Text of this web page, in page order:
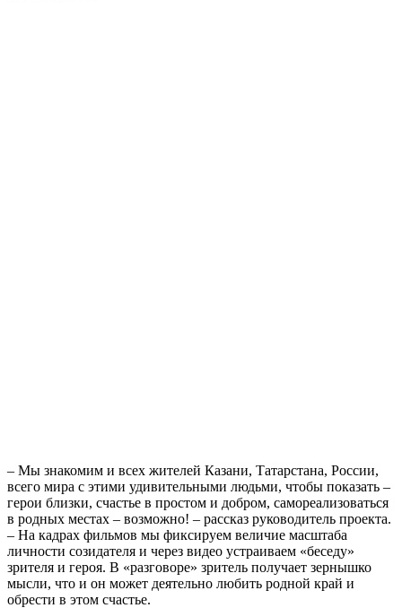
– Мы знакомим и всех жителей Казани, Татарстана, России,
всего мира с этими удивительными людьми, чтобы показать –
герои близки, счастье в простом и добром, самореализоваться
в родных местах – возможно! – рассказ руководитель проекта.
– На кадрах фильмов мы фиксируем величие масштаба
личности созидателя и через видео устраиваем «беседу»
зрителя и героя. В «разговоре» зритель получает зернышко
мысли, что и он может деятельно любить родной край и
обрести в этом счастье.